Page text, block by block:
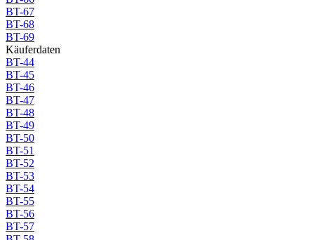
BT-67
BT-68
BT-69
Käuferdaten
BT-44
BT-45
BT-46
BT-47
BT-48
BT-49
BT-50
BT-51
BT-52
BT-53
BT-54
BT-55
BT-56
BT-57